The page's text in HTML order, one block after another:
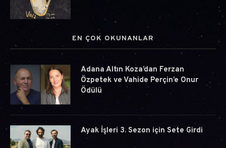
EN ÇOK OKUNANLAR
Adana Altın Koza’dan Ferzan
Özpetek ve Vahide Perçin’e Onur
Ödülü
Ayak İşleri 3. Sezon için Sete Girdi